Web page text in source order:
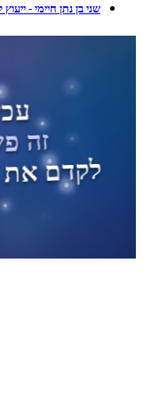
שני בן נתן חיימי -